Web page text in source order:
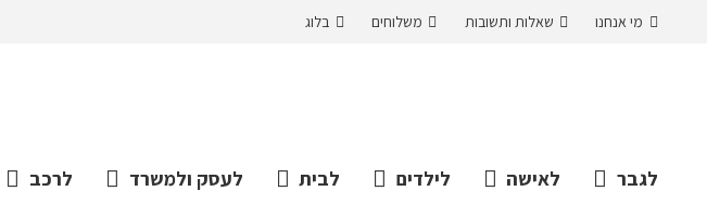
מי אנחנו שאלות ותשובות משלוחים בלוג
לגבר לאישה לילדים לבית לעסק ולמשרד לרכב